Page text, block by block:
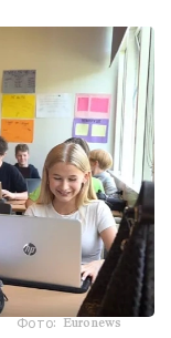
Фото: Euronews